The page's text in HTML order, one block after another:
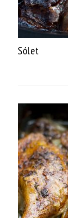
Sólet